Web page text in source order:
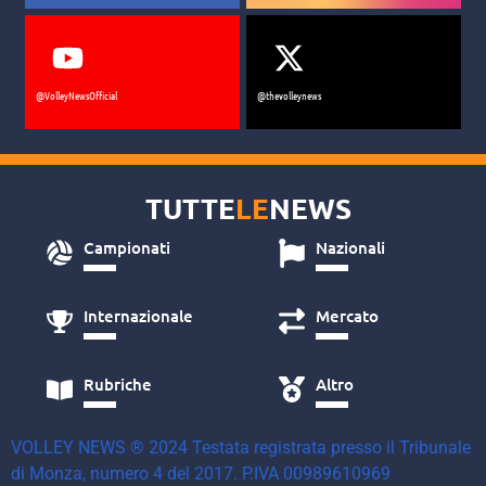
@VolleyNewsOfficial @thevolleynews
TUTTELENEWS
Campionati Nazionali
Internazionale Mercato
Rubriche Altro
VOLLEY NEWS ® 2024 Testata registrata presso il Tribunale
di Monza, numero 4 del 2017. P.IVA 00989610969